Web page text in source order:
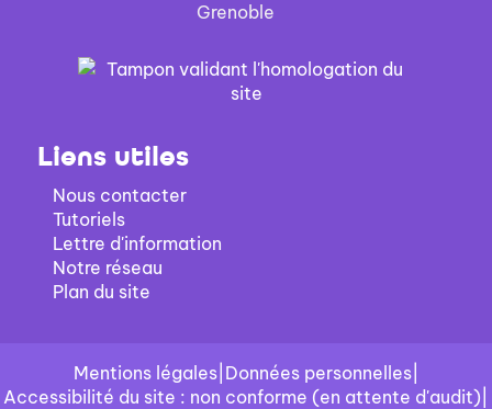
Grenoble
Liens utiles
Nous contacter
Tutoriels
Lettre d'information
Notre réseau
Plan du site
Mentions légales| Données personnelles|
Accessibilité du site : non conforme (en attente d'audit)